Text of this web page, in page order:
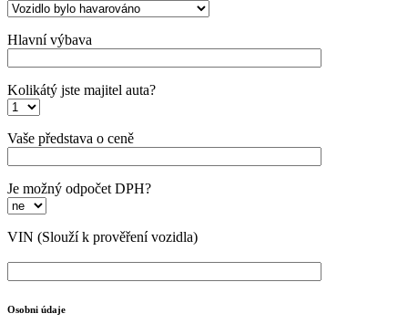
Hlavní výbava
Kolikátý jste majitel auta?
Vaše představa o ceně
Je možný odpočet DPH?
VIN (Slouží k prověření vozidla)
Osobni údaje